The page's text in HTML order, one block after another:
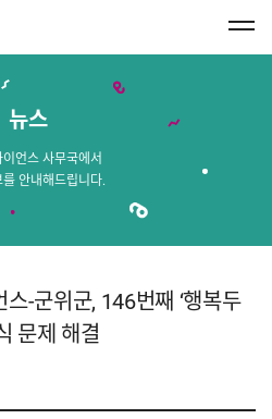
뉴스
이언스 사무국에서
안내해드립니다.
-군위군, 146번째 ‘행복두
문제 해결